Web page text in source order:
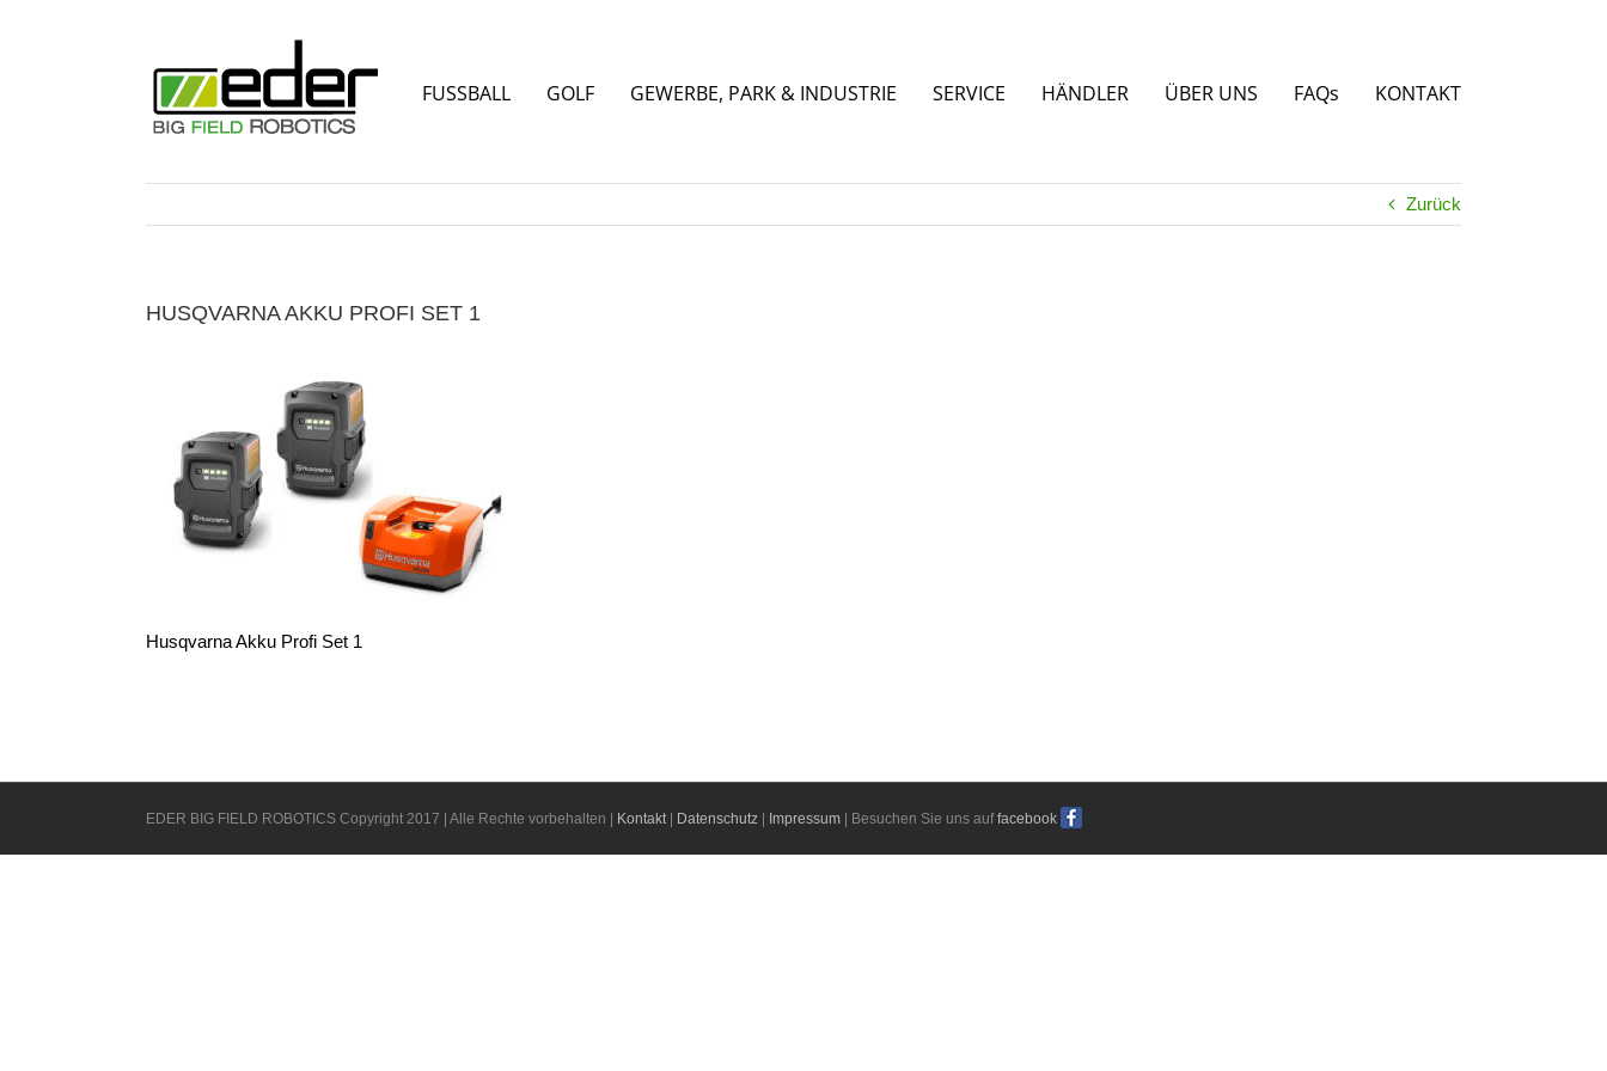
FUSSBALL GOLF GEWERBE, PARK & INDUSTRIE SERVICE HÄNDLER ÜBER UNS FAQs KONTAKT
Zurück
HUSQVARNA AKKU PROFI SET 1
Husqvarna Akku Profi Set 1
EDER BIG FIELD ROBOTICS Copyright 2017 | Alle Rechte vorbehalten | Kontakt| Datenschutz Impressum | Besuchen Sie uns auffacebook